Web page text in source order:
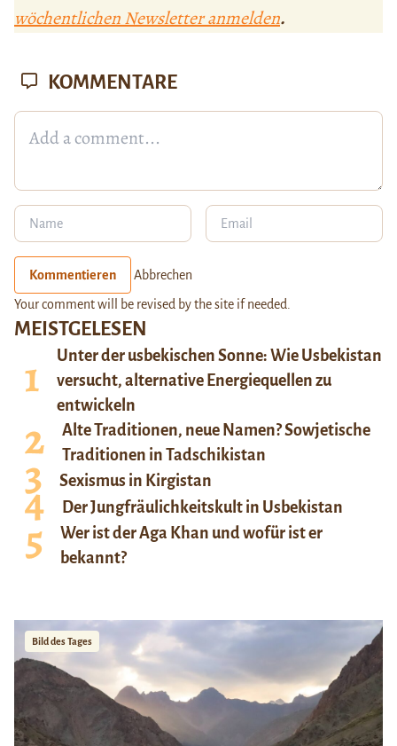
wöchentlichen Newsletter anmelden.
MEISTGELESEN
Unter der usbekischen Sonne: Wie Usbekistan
versucht, alternative Energiequellen zu
entwickeln
Alte Traditionen, neue Namen? Sowjetische
Traditionen in Tadschikistan
Sexismus in Kirgistan
Der Jungfräulichkeitskult in Usbekistan
Wer ist der Aga Khan und wofür ist er
bekannt?
Bild des Tages
KOMMENTARE
Kommentieren Abbrechen
Your comment will be revised by the site if needed.